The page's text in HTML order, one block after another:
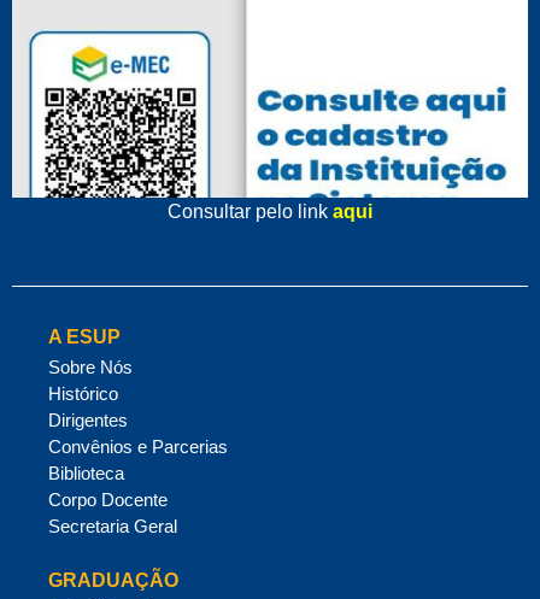
Consultar pelo link aqui
A ESUP
Sobre Nós
Histórico
Dirigentes
Convênios e Parcerias
Biblioteca
Corpo Docente
Secretaria Geral
GRADUAÇÃO